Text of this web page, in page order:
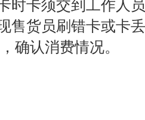
时卡须交到工作人
售货员刷错卡或卡
确认消费情况。